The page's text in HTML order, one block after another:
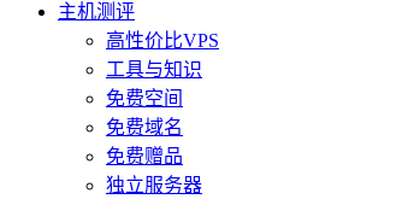
主机测评
高性价比VPS
工具与知识
免费空间
免费域名
免费赠品
独立服务器